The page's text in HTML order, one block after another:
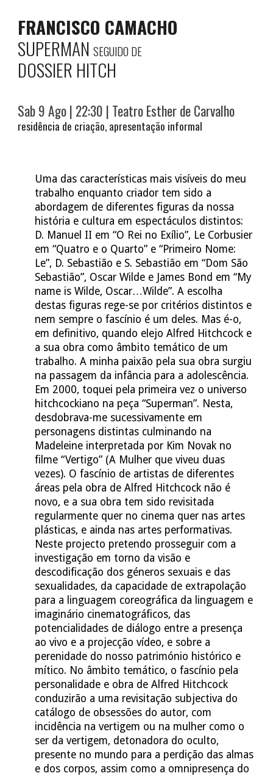
FRANCISCO CAMACHO
SUPERMANSEGUIDO DE
DOSSIER HITCH
Sab 9 Ago| 22:30 | Teatro Esther de Carvalho
residência de criação, apresentação informal
Uma das características mais visíveis do meu
trabalho enquanto criador tem sido a
abordagem de diferentes figuras da nossa
história e cultura em espectáculos distintos:
D. Manuel II em “O Rei no Exílio”, Le Corbusier
em “Quatro e o Quarto” e “Primeiro Nome:
Le”, D. Sebastião e S. Sebastião em “Dom São
Sebastião”, Oscar Wilde e James Bond em “My
name is Wilde, Oscar…Wilde”. A escolha
destas figuras rege-se por critérios distintos e
nem sempre o fascínio é um deles. Mas é-o,
em definitivo, quando elejo Alfred Hitchcock e
a sua obra como âmbito temático de um
trabalho. A minha paixão pela sua obra surgiu
na passagem da infância para a adolescência.
Em 2000, toquei pela primeira vez o universo
hitchcockiano na peça “Superman”. Nesta,
desdobrava-me sucessivamente em
personagens distintas culminando na
Madeleine interpretada por Kim Novak no
filme “Vertigo” (A Mulher que viveu duas
vezes). O fascínio de artistas de diferentes
áreas pela obra de Alfred Hitchcock não é
novo, e a sua obra tem sido revisitada
regularmente quer no cinema quer nas artes
plásticas, e ainda nas artes performativas.
Neste projecto pretendo prosseguir com a
investigação em torno da visão e
descodificação dos géneros sexuais e das
sexualidades, da capacidade de extrapolação
para a linguagem coreográfica da linguagem e
imaginário cinematográficos, das
potencialidades de diálogo entre a presença
ao vivo e a projecção vídeo, e sobre a
perenidade do nosso património histórico e
mítico. No âmbito temático, o fascínio pela
personalidade e obra de Alfred Hitchcock
conduzirão a uma revisitação subjectiva do
catálogo de obsessões do autor, com
incidência na vertigem ou na mulher como o
ser da vertigem, detonadora do oculto,
presente no mundo para a perdição das almas
e dos corpos, assim como a omnipresença do